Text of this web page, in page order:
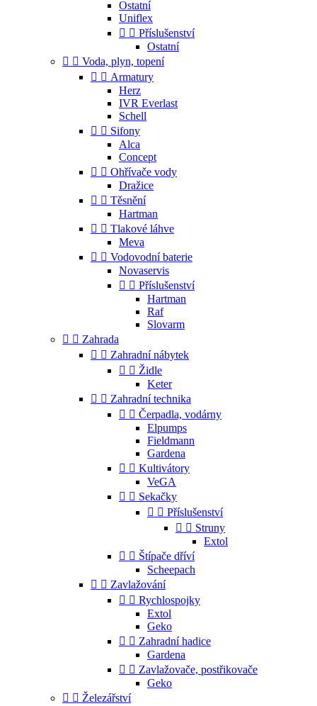
Ostatní
Uniflex
  Příslušenství
Ostatní
  Voda, plyn, topení
  Armatury
Herz
IVR Everlast
Schell
  Sifony
Alca
Concept
  Ohřívače vody
Dražice
  Těsnění
Hartman
  Tlakové láhve
Meva
  Vodovodní baterie
Novaservis
  Příslušenství
Hartman
Raf
Slovarm
  Zahrada
  Zahradní nábytek
  Židle
Keter
  Zahradní technika
  Čerpadla, vodárny
Elpumps
Fieldmann
Gardena
  Kultivátory
VeGA
  Sekačky
  Příslušenství
  Struny
Extol
  Štípače dříví
Scheepach
  Zavlažování
  Rychlospojky
Extol
Geko
  Zahradní hadice
Gardena
  Zavlažovače, postřikovače
Geko
  Železářství